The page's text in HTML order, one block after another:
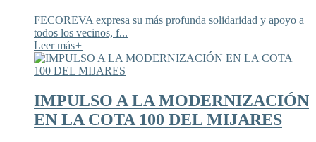
FECOREVA expresa su más profunda solidaridad y apoyo a
todos los vecinos, f...
Leer más+
IMPULSO A LA MODERNIZACIÓN
EN LA COTA 100 DEL MIJARES